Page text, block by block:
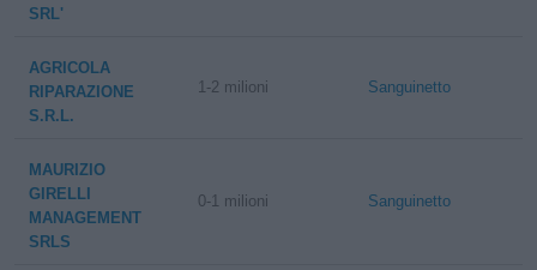
SRL'
AGRICOLA
RIPARAZIONE
S.R.L.
1-2 milioni Sanguinetto
MAURIZIO
GIRELLI
MANAGEMENT
SRLS
0-1 milioni Sanguinetto